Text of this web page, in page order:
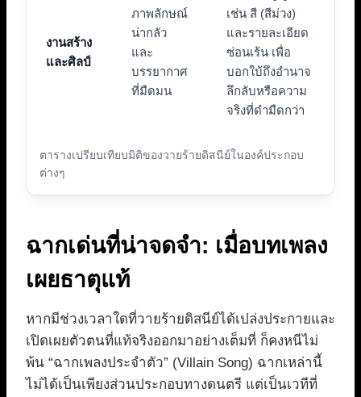
ตารางเปรียบเทียบมิติของวายร้ายดิสนีย์ในองค์ประกอบ
ต่างๆ
งานสร้าง
และศิลป์
ภาพลักษณ์
น่ากลัว
และ
บรรยากาศ
ที่มืดมน
เช่น สี (สีม่วง)
และรายละเอียด
ซ่อนเร้น เพื่อ
บอกใบ้ถึงอำนาจ
ลึกลับหรือความ
จริงที่ดำมืดกว่า
ฉากเด่นที่น่าจดจำ: เมื่อบทเพลง
เผยธาตุแท้
หากมีช่วงเวลาใดที่วายร้ายดิสนีย์ได้เปล่งประกายและ
เปิดเผยตัวตนที่แท้จริงออกมาอย่างเต็มที่ ก็คงหนีไม่
พ้น “ฉากเพลงประจำตัว” (Villain Song) ฉากเหล่านี้
ไม่ได้เป็นเพียงส่วนประกอบทางดนตรี แต่เป็นเวทีที่